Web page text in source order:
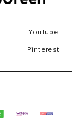
Youtube
Pinterest